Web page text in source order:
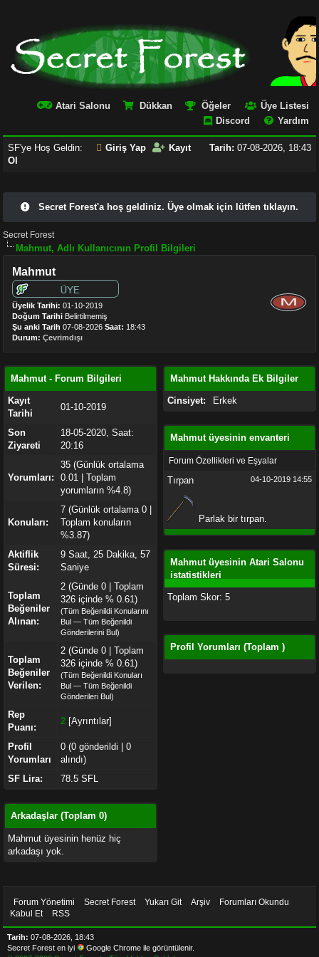
Atari Salonu Dükkan Öğeler
Üye Listesi
Discord
Yardım
Tarih: 07-08-2026, 18:43
SF'ye Hoş Geldin: Giriş Yap
Kayıt
Ol
Secret Forest'a hoş geldiniz. Üye olmak için lütfen tıklayın.
Secret Forest
Mahmut, Adlı Kullanıcının Profil Bilgileri
Mahmut
Üyelik Tarihi: 01-10-2019
Doğum Tarihi Belirtilmemiş
Şu anki Tarih 07-08-2026Saat: 18:43
Durum: Çevrimdışı
Mahmut - Forum Bilgileri
Kayıt
Tarihi
01-10-2019
Son
Ziyareti
18-05-2020, Saat:
20:16
Yorumları:
35 (Günlük ortalama
0.01 | Toplam
yorumların %4.8)
Konuları:
7 (Günlük ortalama 0 |
Toplam konuların
%3.87)
Aktiflik
Süresi:
9 Saat, 25 Dakika, 57
Saniye
Toplam
Beğeniler
Alınan:
2(Günde 0 | Toplam
326 içinde % 0.61)
(Tüm Beğenildi Konularını
Bul— Tüm Beğenildi
Gönderilerini Bul)
Toplam
Beğeniler
Verilen:
2 (Günde 0 | Toplam
326 içinde % 0.61)
(Tüm Beğenildi Konuları
Bul— Tüm Beğenildi
Gönderileri Bul)
Rep
Puanı:
2 [Ayrıntılar]
Profil
Yorumları
0 (0 gönderildi | 0
alındı)
SF Lira:
78.5 SFL
Arkadaşlar (Toplam 0)
Mahmut üyesinin henüz hiç
arkadaşı yok.
Mahmut Hakkında Ek Bilgiler
Cinsiyet: Erkek
Mahmut üyesinin envanteri
Forum Özellikleri ve Eşyalar
04-10-2019 14:55
Tırpan
Parlak bir tırpan.
Mahmut üyesinin Atari Salonu
istatistikleri
Toplam Skor: 5
Profil Yorumları (Toplam )
Forum Yönetimi Secret Forest Yukarı Git Arşiv
Forumları Okundu
Kabul Et
RSS
Tarih: 07-08-2026, 18:43
Secret Forest en iyi
Google Chrome ile görüntülenir.